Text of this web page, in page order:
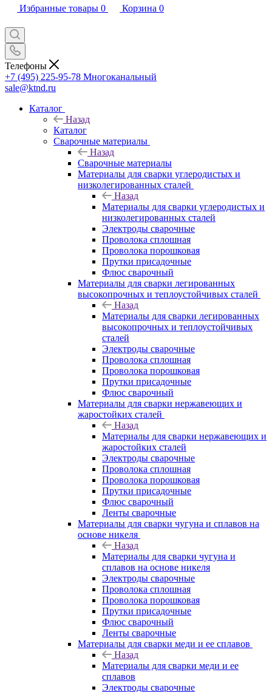
Избранные товары 0 Корзина 0
Телефоны
+7 (495) 225-95-78 Многоканальный
sale@ktnd.ru
Каталог
Назад
Каталог
Сварочные материалы
Назад
Сварочные материалы
Материалы для сварки углеродистых и
низколегированных сталей
Назад
Материалы для сварки углеродистых и
низколегированных сталей
Электроды сварочные
Проволока сплошная
Проволока порошковая
Прутки присадочные
Флюс сварочный
Материалы для сварки легированных
высокопрочных и теплоустойчивых сталей
Назад
Материалы для сварки легированных
высокопрочных и теплоустойчивых
сталей
Электроды сварочные
Проволока сплошная
Проволока порошковая
Прутки присадочные
Флюс сварочный
Материалы для сварки нержавеющих и
жаростойких сталей
Назад
Материалы для сварки нержавеющих и
жаростойких сталей
Электроды сварочные
Проволока сплошная
Проволока порошковая
Прутки присадочные
Флюс сварочный
Ленты сварочные
Материалы для сварки чугуна и сплавов на
основе никеля
Назад
Материалы для сварки чугуна и
сплавов на основе никеля
Электроды сварочные
Проволока сплошная
Проволока порошковая
Прутки присадочные
Флюс сварочный
Ленты сварочные
Материалы для сварки меди и ее сплавов
Назад
Материалы для сварки меди и ее
сплавов
Электроды сварочные